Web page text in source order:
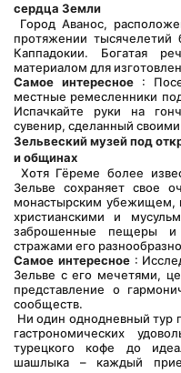
сердца Земли
протяжении
Каппадокии. Богатая
материалом для
Самое интересное :
местные ремесленники
Испачкайте руки на
сувенир, сделанный
Зельвеский музей под
и общинах
Зельве сохраняет свое
монастырским убежищем,
христианскими и
заброшенные пещеры и
стражами его
Самое интересное :
Зельве с его мечетями,
представление о
сообществ.
гастрономических
турецкого кофе до
шашлыка – каждый